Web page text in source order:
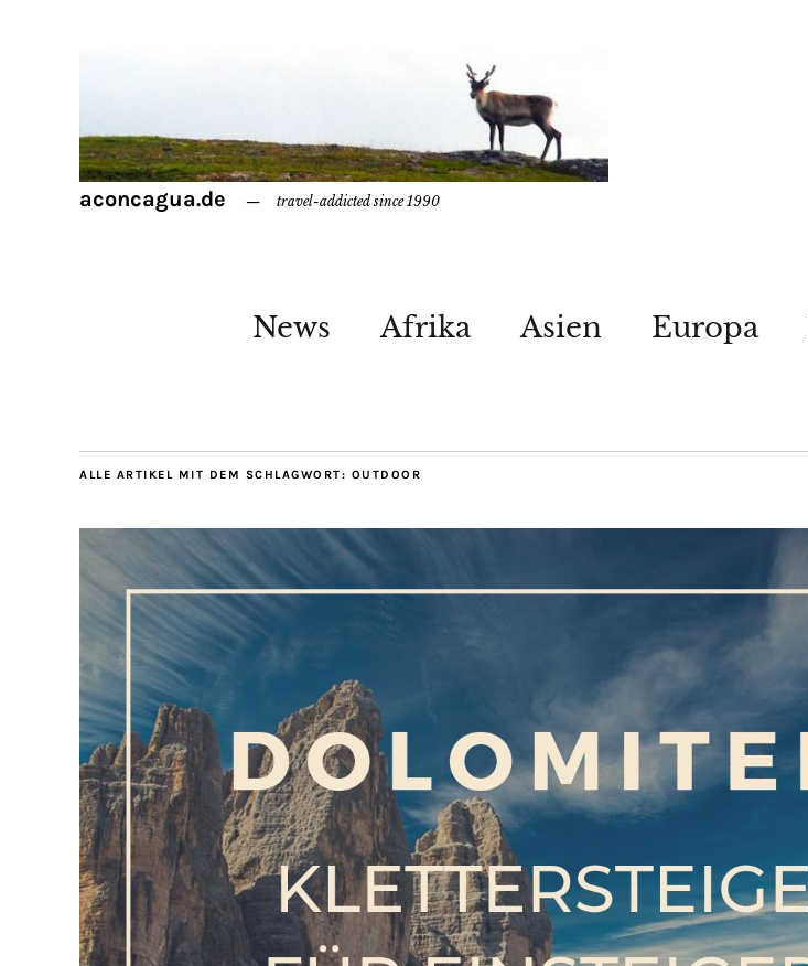
aconcagua.de travel-addicted since 1990
News Afrika Asien Europa
ALLE ARTIKEL MIT DEM SCHLAGWORT: OUTDOOR